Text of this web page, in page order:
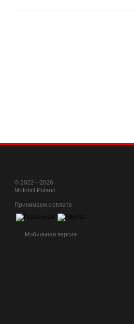
© 2022—2026
Motohill Poland
Принимаем к оплате
Мобильная версия